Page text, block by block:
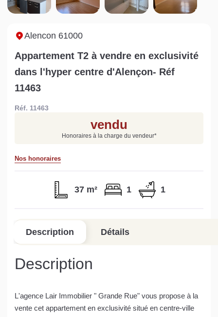
Sarthe pour booster sa
vente
quelles sont les
conséquences ?
Rapide et gratuit, recevez votre estimation
en quelques clics.
Estimer mon bien maintenant
Alencon 61000
Appartement T2 à vendre en exclusivité
dans l'hyper centre d'Alençon- Réf
11463
Réf. 11463
vendu
Honoraires à la charge du vendeur*
Nos honoraires
37 m² 1 1
Description Détails
Description
L'agence Lair Immobilier " Grande Rue" vous propose à la
vente cet appartement en exclusivité situé en centre-ville